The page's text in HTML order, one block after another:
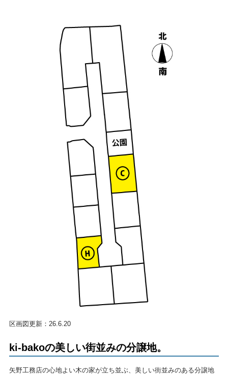
区画図更新：26.6.20
ki-bakoの美しい街並みの分譲地。
矢野工務店の心地よい木の家が立ち並ぶ、美しい街並みのある分譲地